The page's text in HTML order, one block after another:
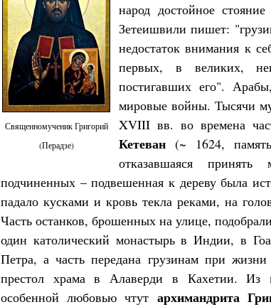
Священномученик Григорий
(Перадзе)
народ достойное
Зетеишвили пишет:
недостаток внимания к
первых, в великих,
постигавших его".
мировые войны. Тысячи
XVIII вв. во времена
Кетеван (~ 1624,
отказавшаяся
подчиненных – подвешенная к дереву была
падало кусками и кровь текла реками, на
Часть останков, брошенных на улице,
один католический монастырь в Индии, в
Петра, а часть передана грузинам при
престол храма в Алаверди в Кахетии. Из
особенной любовью чтут архимандрита